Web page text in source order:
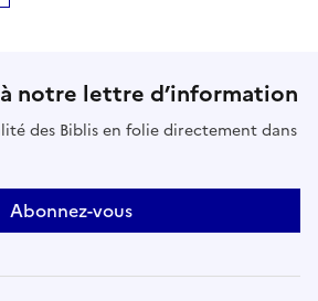
notre lettre d’information
des Biblis en folie directement dans
Abonnez-vous